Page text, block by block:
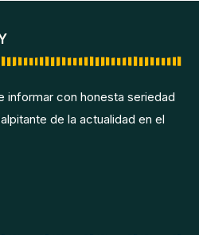
informar con honesta seriedad
de la actualidad en el